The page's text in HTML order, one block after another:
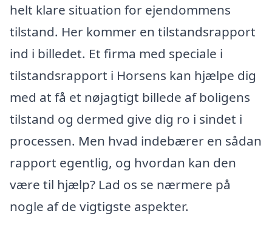
helt klare situation for ejendommens
tilstand. Her kommer en tilstandsrapport
ind i billedet. Et firma med speciale i
tilstandsrapport i Horsens kan hjælpe dig
med at få et nøjagtigt billede af boligens
tilstand og dermed give dig ro i sindet i
processen. Men hvad indebærer en sådan
rapport egentlig, og hvordan kan den
være til hjælp? Lad os se nærmere på
nogle af de vigtigste aspekter.